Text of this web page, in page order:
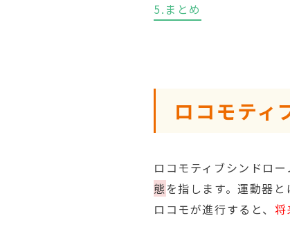
5.まとめ
ロコモティ
ロコモティブシンドロー
態を指します。運動器
ロコモが進行すると、 将